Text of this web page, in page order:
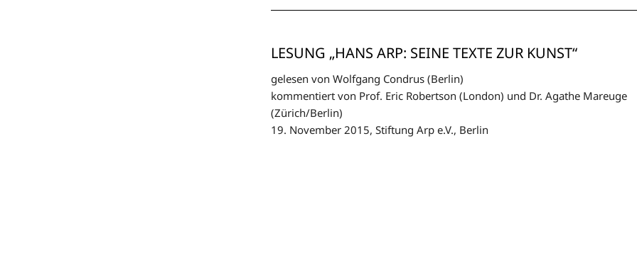
LESUNG „HANS ARP: SEINE TEXTE ZUR KUNST“
gelesen von Wolfgang Condrus (Berlin)
kommentiert von Prof. Eric Robertson (London) und Dr. Agathe Mareuge
(Zürich/Berlin)
19. November 2015, Stiftung Arp e.V., Berlin